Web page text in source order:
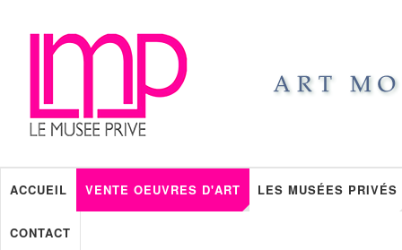
ACCUEIL VENTE OEUVRES D'ART LES MUSÉES PRIVÉS
CONTACT